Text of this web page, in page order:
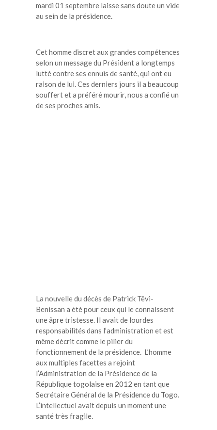
mardi 01 septembre laisse sans doute un vide
au sein de la présidence.
Cet homme discret aux grandes compétences
selon un message du Président a longtemps
lutté contre ses ennuis de santé, qui ont eu
raison de lui. Ces derniers jours il a beaucoup
souffert et a préféré mourir, nous a confié un
de ses proches amis.
La nouvelle du décès de Patrick Têvi-
Benissan a été pour ceux qui le connaissent
une âpre tristesse. Il avait de lourdes
responsabilités dans l’administration et est
même décrit comme le pilier du
fonctionnement de la présidence. L’homme
aux multiples facettes a rejoint
l’Administration de la Présidence de la
République togolaise en 2012 en tant que
Secrétaire Général de la Présidence du Togo.
L’intellectuel avait depuis un moment une
santé très fragile.